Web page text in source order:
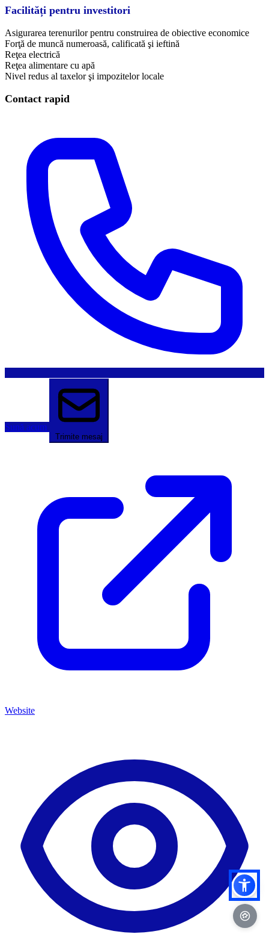
Facilități pentru investitori
Asigurarea terenurilor pentru construirea de obiective economice
Forţă de muncă numeroasă, calificată şi ieftină
Reţea electrică
Reţea alimentare cu apă
Nivel redus al taxelor şi impozitelor locale
Contact rapid
Sună acum
Trimite mesaj
Website